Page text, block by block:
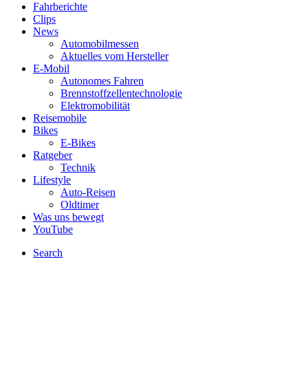
Fahrberichte
Clips
News
Automobilmessen
Aktuelles vom Hersteller
E-Mobil
Autonomes Fahren
Brennstoffzellentechnologie
Elektromobilität
Reisemobile
Bikes
E-Bikes
Ratgeber
Technik
Lifestyle
Auto-Reisen
Oldtimer
Was uns bewegt
YouTube
Search